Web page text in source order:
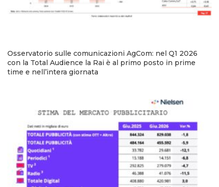
Osservatorio sulle comunicazioni AgCom: nel Q1 2026
con la Total Audience la Rai è al primo posto in prime
time e nell’intera giornata